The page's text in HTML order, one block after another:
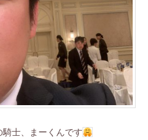
士、まーくんです